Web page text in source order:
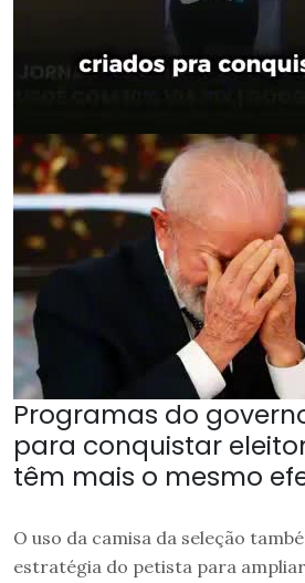
Programas do
para conquistar
têm mais o mesmo
O uso da camisa da seleção
estratégia do petista para